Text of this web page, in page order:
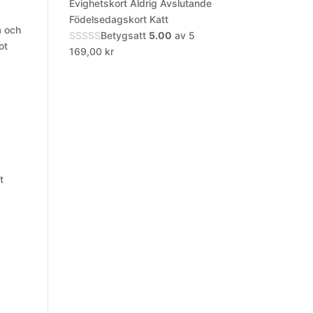
och
Evighetskort Aldrig Avslutande
Födelsedagskort Katt
Betygsatt 5.00 av 5
169,00 kr